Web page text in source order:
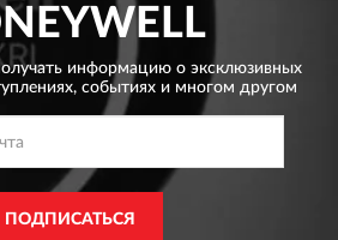
информацию о эксклюзивных
событиях и многом другом
ПОДПИСАТЬСЯ